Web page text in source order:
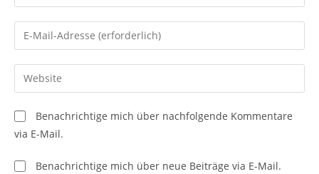
deinen
Namen
oder
zum
Kommentieren
ein
Gib
deine
E-
Mail-
zum
Kommentieren
Gib
deine
Website-
URL
(optional)
Benachrichtige mich über nachfolgende Kommentare
via E-Mail.
Benachrichtige mich über neue Beiträge via E-Mail.